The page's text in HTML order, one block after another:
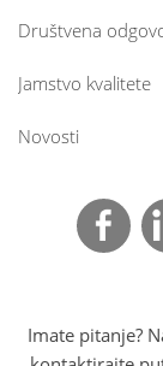
Društvena
Jamstvo kvalitete
Novosti
Imate pitanje?